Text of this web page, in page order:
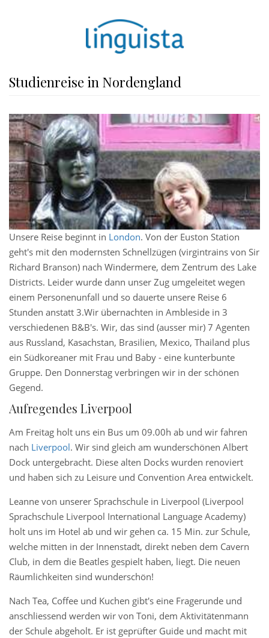
Studienreise in Nordengland
Unsere Reise beginnt in London. Von der Euston Station
geht's mit den modernsten Schnellzügen (virgintrains von Sir
Richard Branson) nach Windermere, dem Zentrum des Lake
Districts. Leider wurde dann unser Zug umgeleitet wegen
einem Personenunfall und so dauerte unsere Reise 6
Stunden anstatt 3.Wir übernachten in Ambleside in 3
verschiedenen B&B's. Wir, das sind (ausser mir) 7 Agenten
aus Russland, Kasachstan, Brasilien, Mexico, Thailand plus
ein Südkoreaner mit Frau und Baby - eine kunterbunte
Gruppe. Den Donnerstag verbringen wir in der schönen
Gegend.
Aufregendes Liverpool
Am Freitag holt uns ein Bus um 09.00h ab und wir fahren
nach Liverpool. Wir sind gleich am wunderschönen Albert
Dock untergebracht. Diese alten Docks wurden renoviert
und haben sich zu Leisure und Convention Area entwickelt.
Leanne von unserer Sprachschule in Liverpool (Liverpool
Sprachschule Liverpool International Language Academy)
holt uns im Hotel ab und wir gehen ca. 15 Min. zur Schule,
welche mitten in der Innenstadt, direkt neben dem Cavern
Club, in dem die Beatles gespielt haben, liegt. Die neuen
Räumlichkeiten sind wunderschön!
Nach Tea, Coffee und Kuchen gibt's eine Fragerunde und
anschliessend werden wir von Toni, dem Aktivitätenmann
der Schule abgeholt. Er ist geprüfter Guide und macht mit